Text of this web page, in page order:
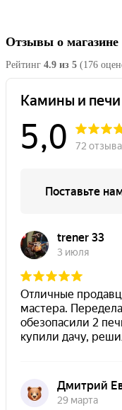
Отзывы о магазине
Рейтинг 4.9 из 5 (176